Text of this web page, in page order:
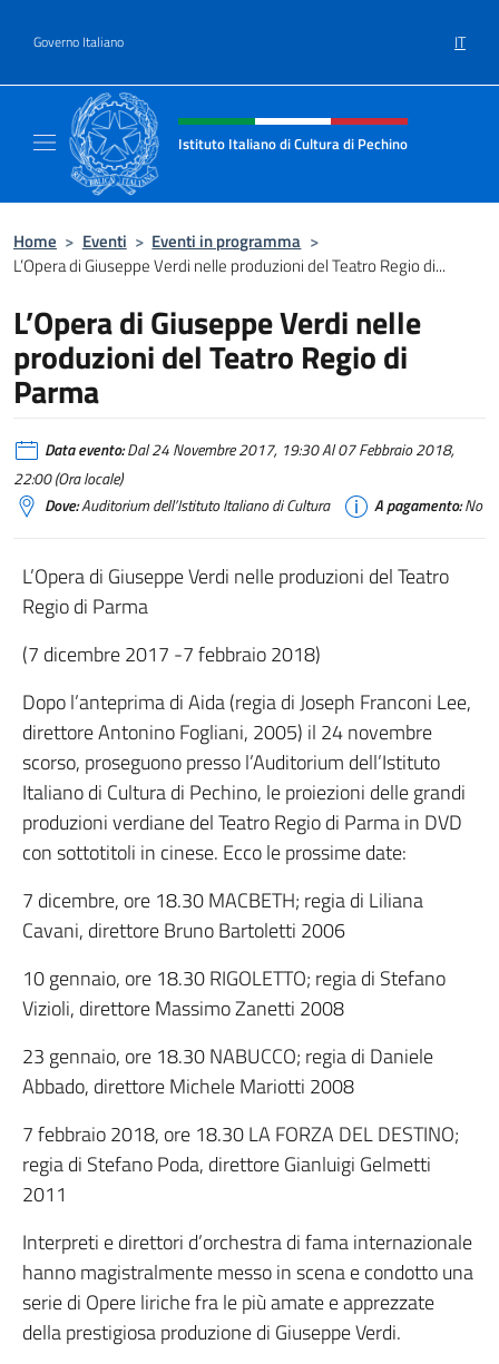
Governo Italiano IT
Intestazione sito, social e menù
Istituto Italiano di Cultura di Pechino
Home > Eventi > Eventi in programma >
L’Opera di Giuseppe Verdi nelle produzioni del Teatro Regio di...
L’Opera di Giuseppe Verdi nelle
produzioni del Teatro Regio di
Parma
Data evento:Dal 24 Novembre 2017, 19:30 Al 07 Febbraio 2018,
22:00 (Ora locale)
Dove:Auditorium dell’Istituto Italiano di Cultura A pagamento:No
L’Opera di Giuseppe Verdi nelle produzioni del Teatro
Regio di Parma
(7 dicembre 2017 -7 febbraio 2018)
Dopo l’anteprima di Aida (regia di Joseph Franconi Lee,
direttore Antonino Fogliani, 2005) il 24 novembre
scorso, proseguono presso l’Auditorium dell’Istituto
Italiano di Cultura di Pechino, le proiezioni delle grandi
produzioni verdiane del Teatro Regio di Parma in DVD
con sottotitoli in cinese. Ecco le prossime date:
7 dicembre, ore 18.30 MACBETH; regia di Liliana
Cavani, direttore Bruno Bartoletti 2006
10 gennaio, ore 18.30 RIGOLETTO; regia di Stefano
Vizioli, direttore Massimo Zanetti 2008
23 gennaio, ore 18.30 NABUCCO; regia di Daniele
Abbado, direttore Michele Mariotti 2008
7 febbraio 2018, ore 18.30 LA FORZA DEL DESTINO;
regia di Stefano Poda, direttore Gianluigi Gelmetti
2011
Interpreti e direttori d’orchestra di fama internazionale
hanno magistralmente messo in scena e condotto una
serie di Opere liriche fra le più amate e apprezzate
della prestigiosa produzione di Giuseppe Verdi.